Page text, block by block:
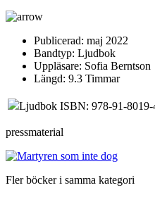
Publicerad: maj 2022
Bandtyp: Ljudbok
Uppläsare: Sofia Berntson
Längd: 9.3 Timmar
Ljudbok ISBN: 978-91-8019-
pressmaterial
Fler böcker i samma kategori